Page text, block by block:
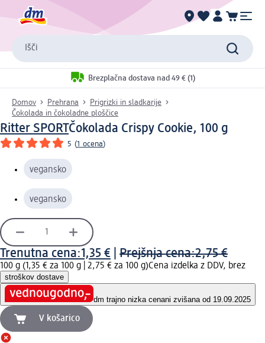
Išči
Brezplačna dostava nad 49 € (1)
Domov Prehrana
Prigrizki in sladkarije
Čokolada in čokoladne ploščice
Ritter SPORTČokolada Crispy Cookie, 100 g
5 (1 ocena)
vegansko
vegansko
Trenutna cena:1,35 € Prejšnja cena:2,75 €
100 g (1,35 € za 100 g | 2,75 € za 100 g)Cena izdelka z DDV, brez
stroškov dostave
dm trajno nizka cenani zvišana od 19.09.2025
V košarico